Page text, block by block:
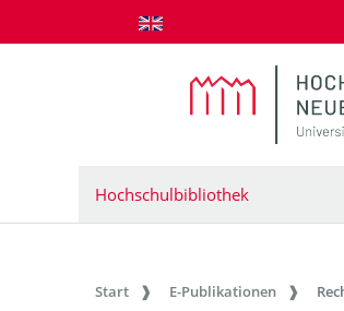
zum Inhalt springen
Hochschulbibliothek
Start E-Publikationen